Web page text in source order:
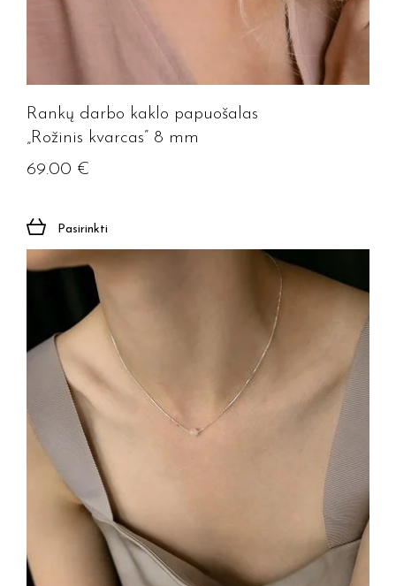
Rankų darbo kaklo papuošalas
„Rožinis kvarcas” 8 mm
69.00 €
Pasirinkti